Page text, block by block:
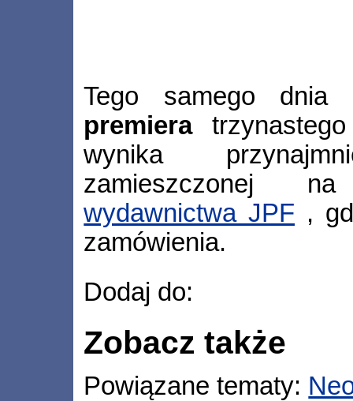
Tego samego
premiera
wynika
zamieszczonej
wydawnictwa JPF ,
zamówienia.
Dodaj do:
Zobacz także
Powiązane tematy: